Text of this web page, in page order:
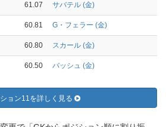
61.07 サバテル (金)
60.81 G・フェラー (金)
60.80 スカール (金)
60.50 バッシュ (金)
ョン11を詳しく見る